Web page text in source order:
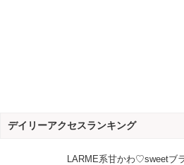
デイリーアクセスランキング
LARME系甘かわ♡sweetブ